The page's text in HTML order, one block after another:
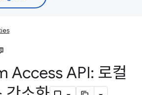
Access API: 로컬